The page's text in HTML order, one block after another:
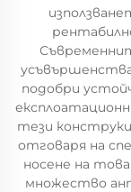
подобри
тези
отговаря на
носене на
множество